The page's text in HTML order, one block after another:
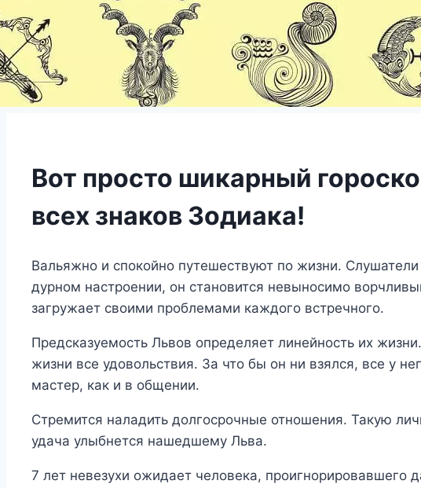
Вот просто шикарный
всех знаков Зодиака!
Вальяжно и спокойно путешествуют по жизни.
дурном настроении, он становится невыносимо
загружает своими проблемами каждого встречного.
Предсказуемость Львов определяет линейность их
жизни все удовольствия. За что бы он ни взялся, все у
мастер, как и в общении.
Стремится наладить долгосрочные отношения. Такую
удача улыбнется нашедшему Льва.
7 лет невезухи ожидает человека,